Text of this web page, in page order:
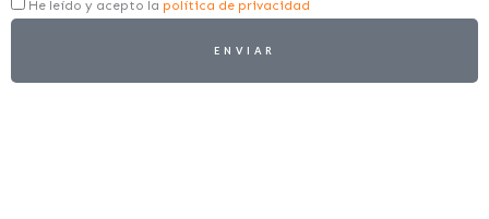
He leído y acepto la política de privacidad
ENVIAR